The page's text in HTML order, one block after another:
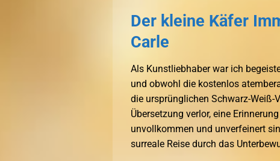
Der kleine Käfer
Carle
Als Kunstliebhaber war ich
und obwohl die kostenlos
die ursprünglichen Schwarz-
Übersetzung verlor, eine
unvollkommen und unverfeinert
surreale Reise durch das